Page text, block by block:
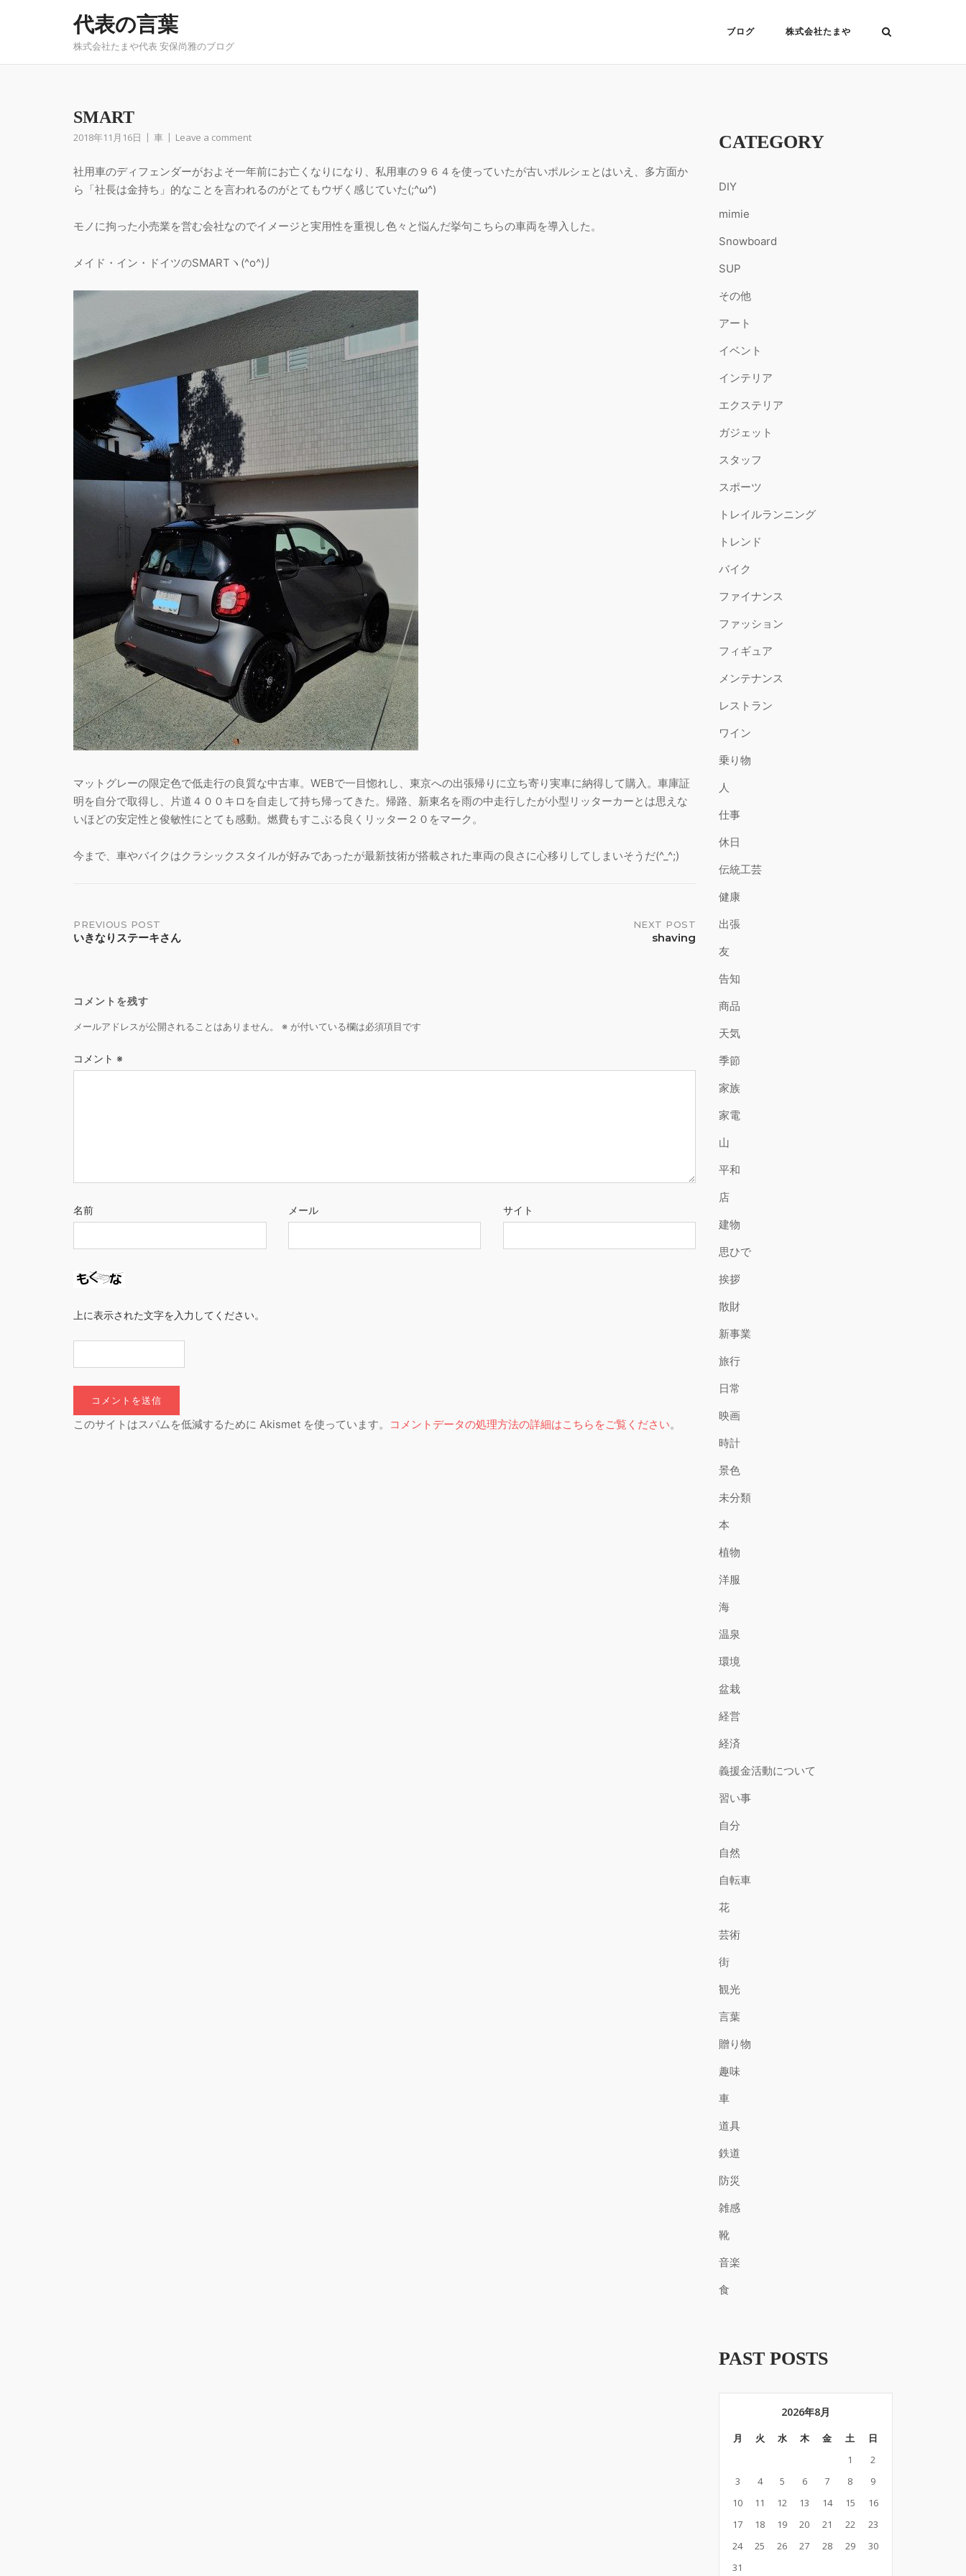
代表の言葉
株式会社たまや代表 安保尚雅のブログ
ブログ 株式会社たまや
SMART
2018年11月16日 車 Leave a comment
社用車のディフェンダーがおよそ一年前にお亡くなりになり、私用車の９６４を使っていたが古いポルシェとはいえ、多方面か
ら「社長は金持ち」的なことを言われるのがとてもウザく感じていた(;^ω^)
モノに拘った小売業を営む会社なのでイメージと実用性を重視し色々と悩んだ挙句こちらの車両を導入した。
メイド・イン・ドイツのSMARTヽ(^o^)丿
マットグレーの限定色で低走行の良質な中古車。WEBで一目惚れし、東京への出張帰りに立ち寄り実車に納得して購入。車庫証
明を自分で取得し、片道４００キロを自走して持ち帰ってきた。帰路、新東名を雨の中走行したが小型リッターカーとは思えな
いほどの安定性と俊敏性にとても感動。燃費もすこぶる良くリッター２０をマーク。
今まで、車やバイクはクラシックスタイルが好みであったが最新技術が搭載された車両の良さに心移りしてしまいそうだ(^_^;)
Post
PREVIOUS POST
いきなりステーキさん
NEXT POST
shaving
コメントを残す
メールアドレスが公開されることはありません。 ※ が付いている欄は必須項目です
コメント ※
名前 メール サイト
上に表示された文字を入力してください。
このサイトはスパムを低減するために Akismet を使っています。 コメントデータの処理方法の詳細はこちらをご覧ください。
CATEGORY
DIY
mimie
Snowboard
SUP
その他
アート
イベント
インテリア
エクステリア
ガジェット
スタッフ
スポーツ
トレイルランニング
トレンド
バイク
ファイナンス
ファッション
フィギュア
メンテナンス
レストラン
ワイン
乗り物
人
仕事
休日
伝統工芸
健康
出張
友
告知
商品
天気
季節
家族
家電
山
平和
店
建物
思ひで
挨拶
散財
新事業
旅行
日常
映画
時計
景色
未分類
本
植物
洋服
海
温泉
環境
盆栽
経営
経済
義援金活動について
習い事
自分
自然
自転車
花
芸術
街
観光
言葉
贈り物
趣味
車
道具
鉄道
防災
雑感
靴
音楽
食
PAST POSTS
2026年8月
月 火 水 木 金 土
日
1
2
3
4 5 6 7 8
9
10
11 12 13 14 15
16
17
18 19 20 21 22
23
24
25 26 27 28 29
30
31